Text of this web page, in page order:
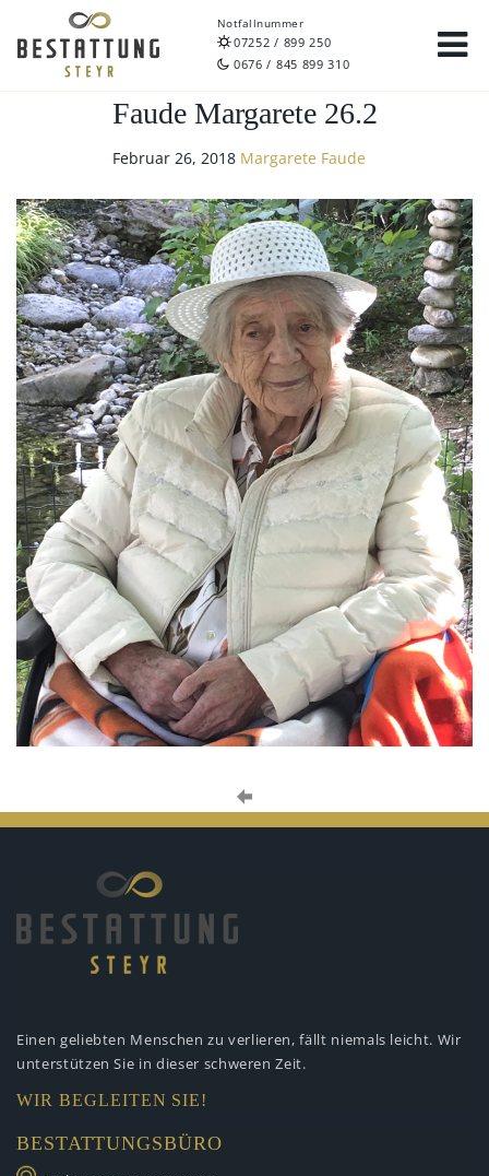
Notfallnummer
07252 / 899 250
0676 / 845 899 310
Faude Margarete 26.2
Februar 26, 2018 Margarete Faude
Einen geliebten Menschen zu verlieren, fällt niemals leicht. Wir
unterstützen Sie in dieser schweren Zeit.
WIR BEGLEITEN SIE!
BESTATTUNGSBÜRO